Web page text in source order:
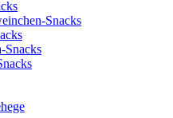
Snacks
Snacks